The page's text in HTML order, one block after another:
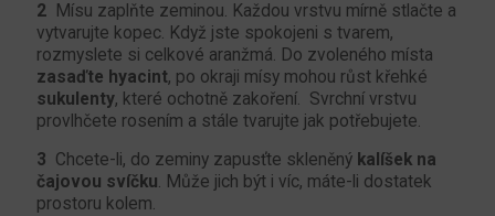
2 Mísu zaplňte zeminou. Každou vrstvu mírně stlačte a
vytvarujte kopec. Když jste spokojeni s tvarem,
rozmyslete si celkové aranžmá. Do zvoleného místa
zasaďte hyacint, po okraji mísy mohou růst křehké
sukulenty, které ochotně zakoření. Svrchní vrstvu
provlhčete rosením a stále tvarujte jak potřebujete.
3 Chcete-li, do zeminy zapusťte skleněný kalíšek na
čajovou svíčku. Může jich být i víc, máte-li dostatek
prostoru kolem.